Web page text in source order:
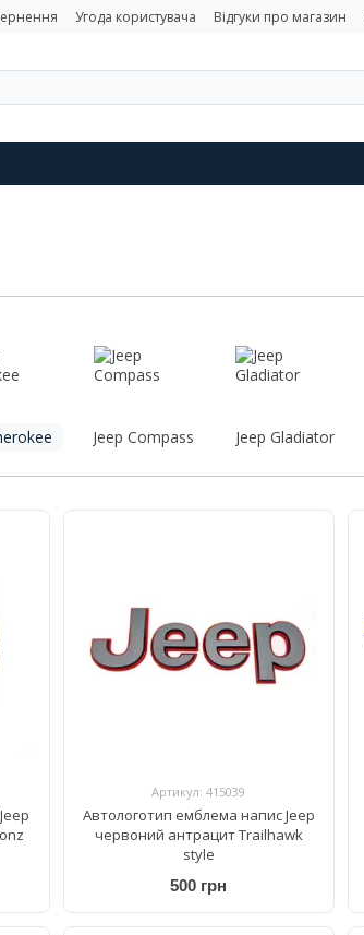
Угода користувача Відгуки про магазин
Jeep Compass Jeep Gladiator
Артикул: 415039
Автологотип емблема напис Jeep
червоний антрацит Trailhawk
style
500 грн